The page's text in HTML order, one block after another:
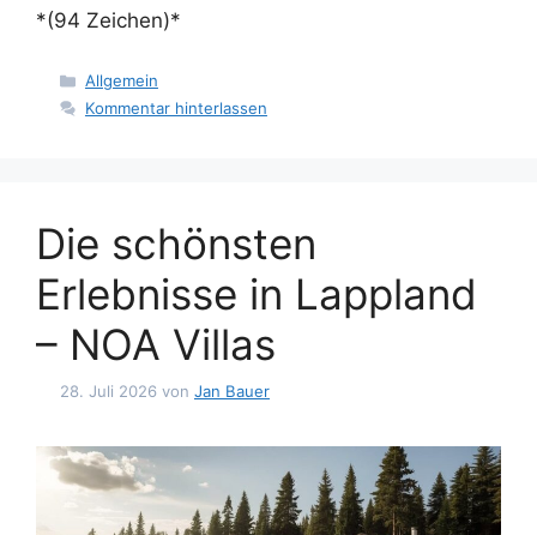
*(94 Zeichen)*
Kategorien
Allgemein
Kommentar hinterlassen
Die schönsten
Erlebnisse in Lappland
– NOA Villas
28. Juli 2026 von Jan Bauer